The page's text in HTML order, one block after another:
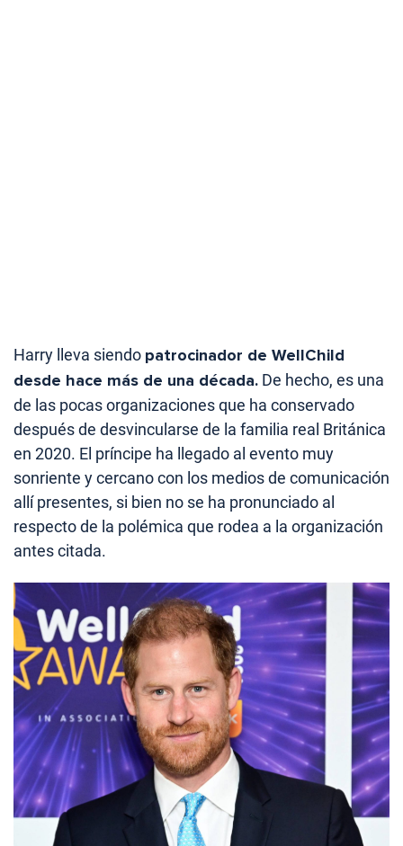
Harry lleva siendo patrocinador de WellChild
desde hace más de una década. De hecho, es una
de las pocas organizaciones que ha conservado
después de desvincularse de la familia real Británica
en 2020. El príncipe ha llegado al evento muy
sonriente y cercano con los medios de comunicación
allí presentes, si bien no se ha pronunciado al
respecto de la polémica que rodea a la organización
antes citada.